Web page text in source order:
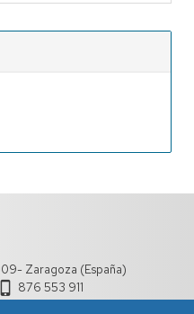
Zaragoza (España)
876 553 911